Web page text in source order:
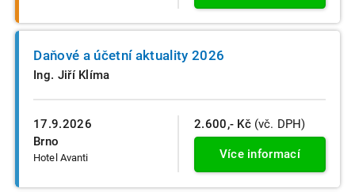
17.9.2026
Brno
Hotel Avanti
Daňové a účetní aktuality 2026
Ing. Jiří Klíma
2.600,- Kč (vč. DPH)
Více informací